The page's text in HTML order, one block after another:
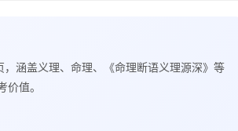
涵盖义理、命理、《命理断语义理源深》等
值。